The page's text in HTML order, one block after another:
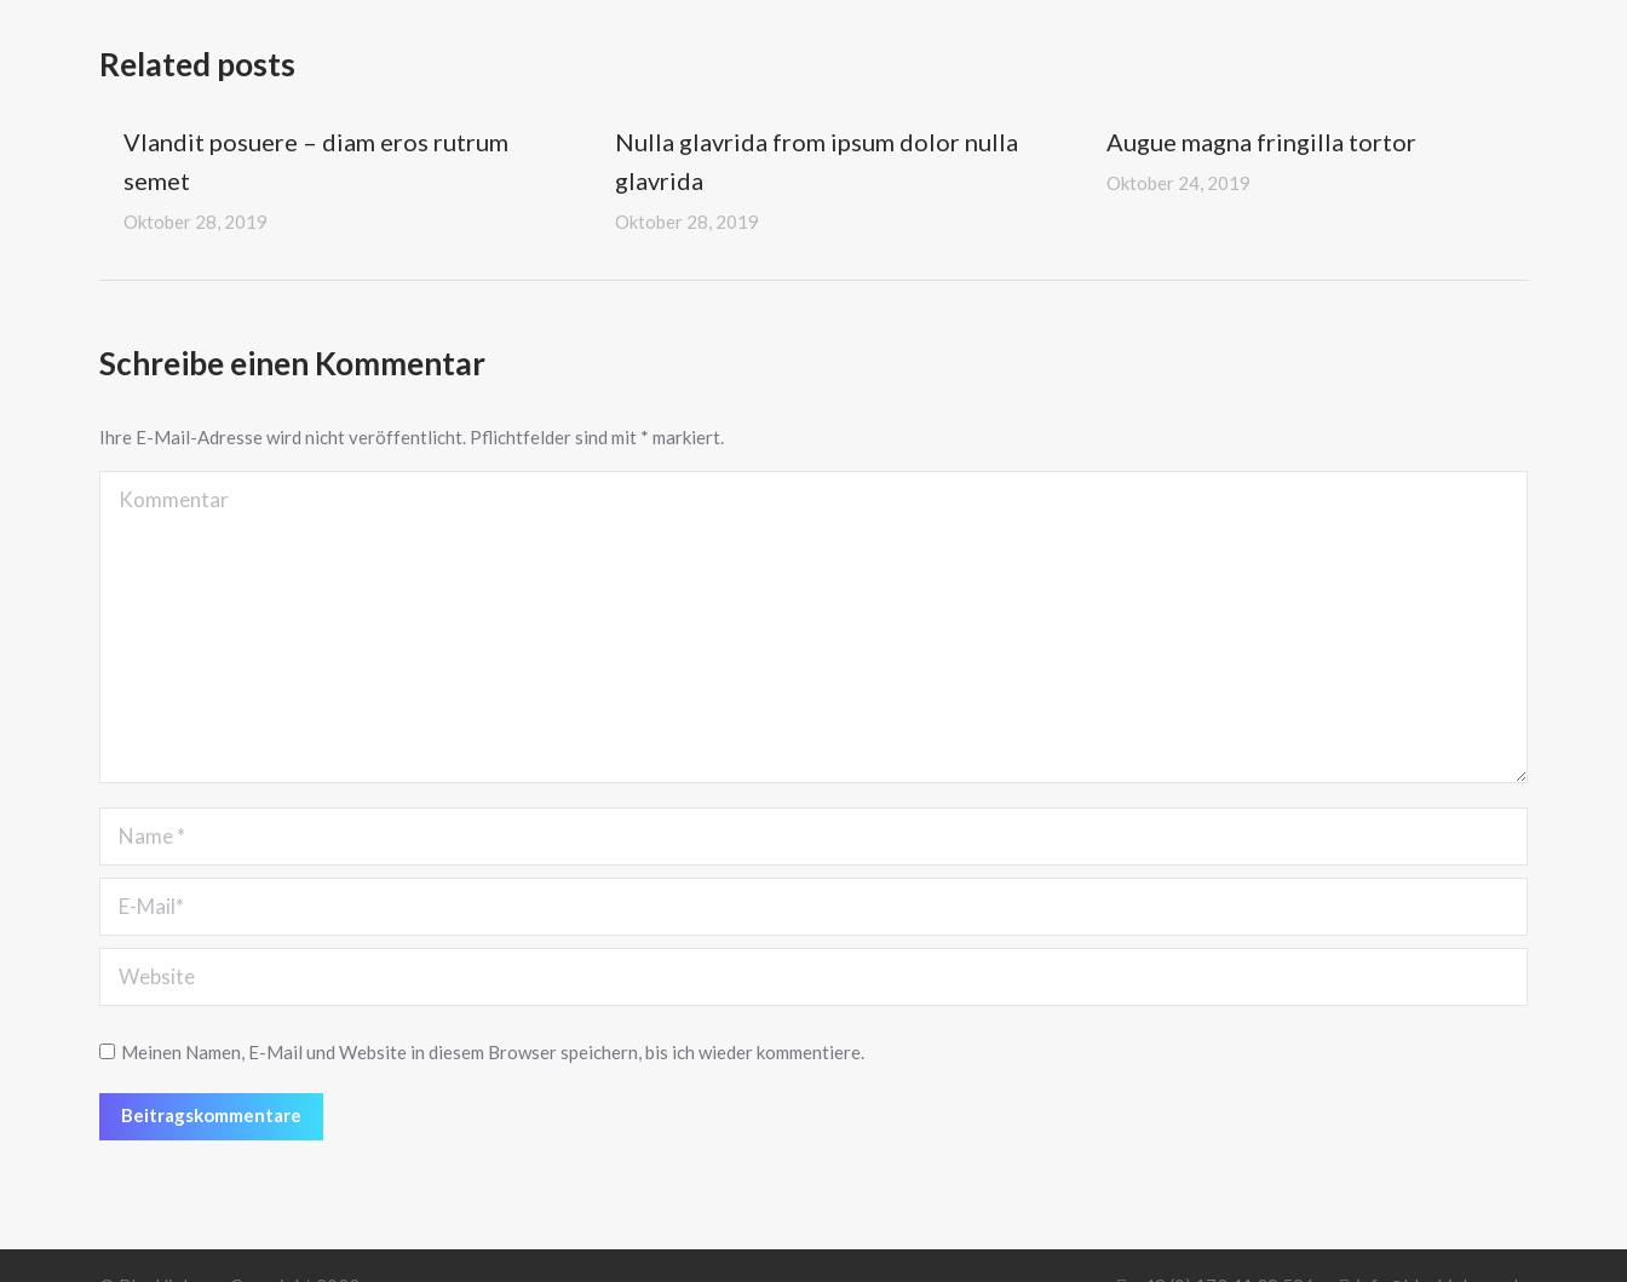
Related posts
Vlandit posuere – diam eros rutrum
semet
Oktober 28, 2019
Nulla glavrida from ipsum dolor nulla
glavrida
Oktober 28, 2019
Augue magna fringilla tortor
Oktober 24, 2019
Schreibe einen Kommentar
Ihre E-Mail-Adresse wird nicht veröffentlicht. Pflichtfelder sind mit * markiert.
Kommentar
Name *
E-Mail *
Website
Meinen Namen, E-Mail und Website in diesem Browser speichern, bis ich wieder kommentiere.
Beitragskommentare